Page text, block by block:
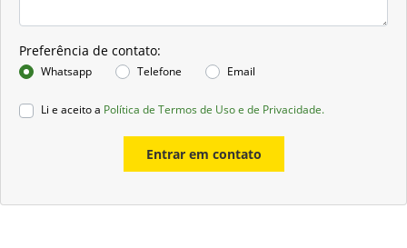
Preferência de contato:
Whatsapp Telefone Email
Li e aceito a Política de Termos de Uso e de Privacidade.
Entrar em contato